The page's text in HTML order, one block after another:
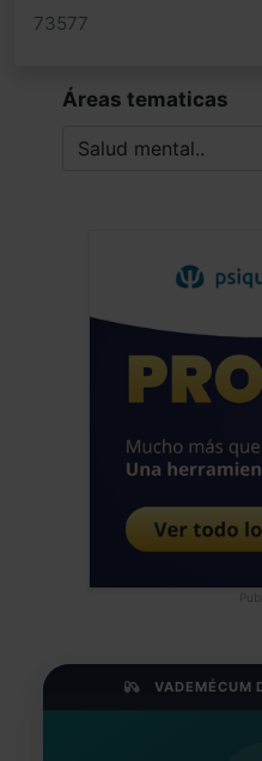
73577
Áreas tematicas
VADEMÉCUM